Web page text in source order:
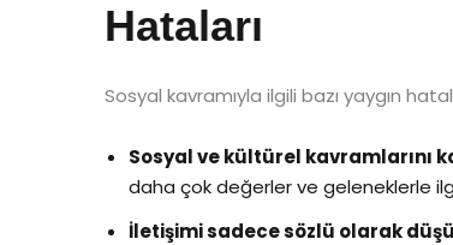
Hataları
Sosyal kavramıyla ilgili bazı yaygın
Sosyal ve kültürel kavramlarını
daha çok değerler ve geleneklerle
İletişimi sadece sözlü olarak